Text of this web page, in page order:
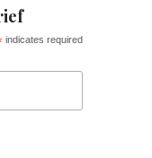
indicates required